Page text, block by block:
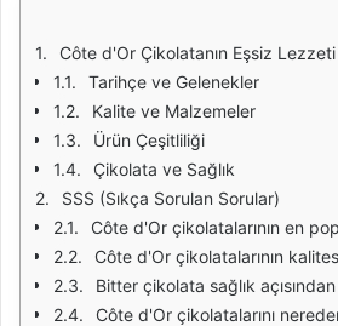
Côte d'Or Çikolatanın Eşsiz Lezzeti
Tarihçe ve Gelenekler
Kalite ve Malzemeler
Ürün Çeşitliliği
Çikolata ve Sağlık
SSS (Sıkça Sorulan Sorular)
Côte d'Or çikolatalarının en
Côte d'Or çikolatalarının
Bitter çikolata sağlık açısından
Côte d'Or çikolatalarını